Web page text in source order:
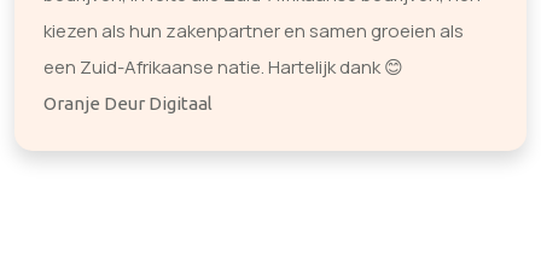
kiezen als hun zakenpartner en samen groeien als
een Zuid-Afrikaanse natie. Hartelijk dank 😊
Oranje Deur Digitaal